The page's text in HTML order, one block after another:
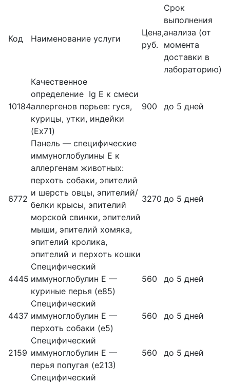
Код Наименование услуги
Цена,
руб.
Срок
выполнения
анализа (от
момента
доставки в
лабораторию)
10184
Качественное
определение Ig Е к смеси
аллергенов перьев: гуся,
курицы, утки, индейки
(Ex71)
900 до 5 дней
6772
Панель — специфические
иммуноглобулины Е к
аллергенам животных:
перхоть собаки, эпителий
и шерсть овцы, эпителий/
белки крысы, эпителий
морской свинки, эпителий
мыши, эпителий хомяка,
эпителий кролика,
эпителий и перхоть кошки
3270 до 5 дней
4445
Специфический
иммуноглобулин Е —
куриные перья (е85)
560 до 5 дней
4437
Специфический
иммуноглобулин Е —
перхоть собаки (е5)
560 до 5 дней
2159
Специфический
иммуноглобулин Е —
перья попугая (е213)
560 до 5 дней
Специфический